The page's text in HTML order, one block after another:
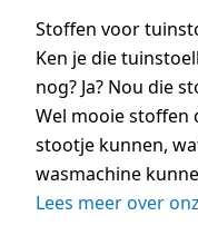
Stoffen voor
Ken je die
nog? Ja? Nou die
Wel mooie stoffen
stootje kunnen,
wasmachine
Lees meer over